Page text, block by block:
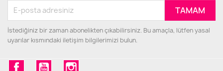
İstediğiniz bir zaman abonelikten çıkabilirsiniz. Bu amaçla, lütfen yasal
uyarılar kısmındaki iletişim bilgilerimizi bulun.
FacebookYouTube